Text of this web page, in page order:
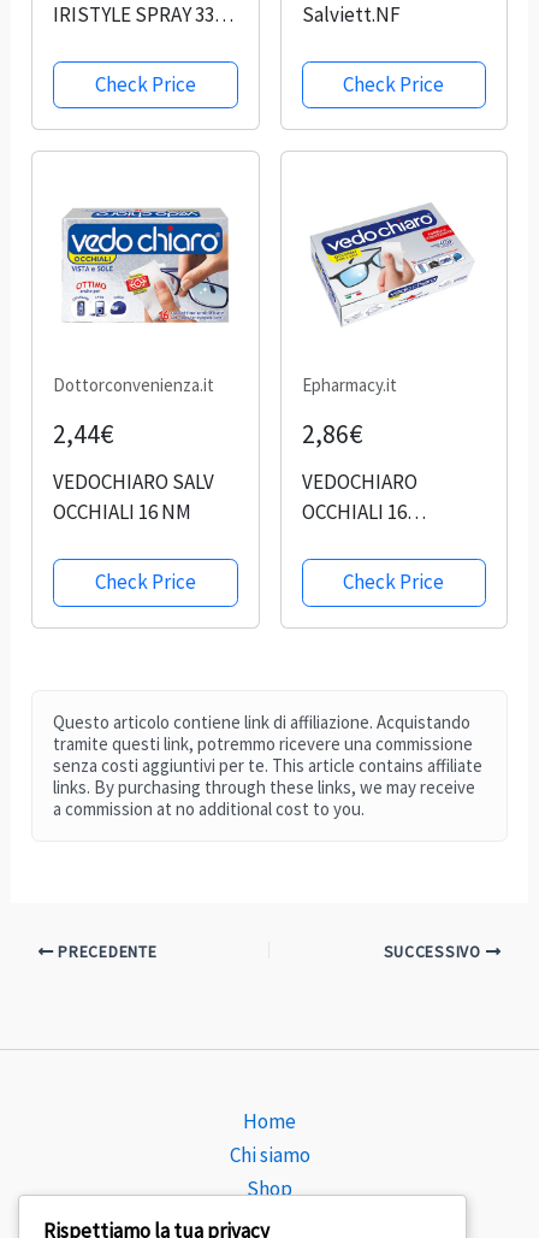
IRISTYLE SPRAY 33
Check Price
Salviett.NF
Check Price
Dottorconvenienza.it
2,44€
VEDOCHIARO SALV
OCCHIALI 16 NM
Check Price
Epharmacy.it
2,86€
VEDOCHIARO
OCCHIALI 16
UMIDIFICATE
Check Price
Questo articolo contiene link di affiliazione. Acquistando
tramite questi link, potremmo ricevere una commissione
senza costi aggiuntivi per te. This article contains affiliate
links. By purchasing through these links, we may receive
a commission at no additional cost to you.
PRECEDENTE SUCCESSIVO
Home
Chi siamo
Shop
Consulenza
Rispettiamo la tua privacy